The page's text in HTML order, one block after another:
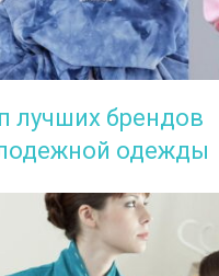
лучших брендов
одежды